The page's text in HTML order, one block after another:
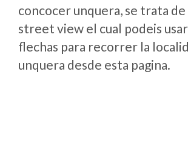
concocer unquera, se trata de
street view el cual podeis
flechas para recorrer la
unquera desde esta pagina.